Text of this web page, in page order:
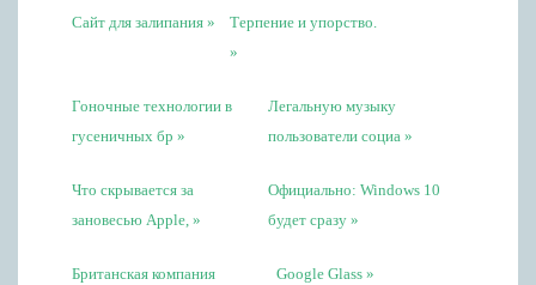
Сайт для залипания Терпение и упорство.
Гоночные технологии в
гусеничных бр
Легальную музыку
пользователи социа
Что скрывается за
зановесью Apple,
Официально: Windows 10
будет сразу
Британская компания
Google Glass